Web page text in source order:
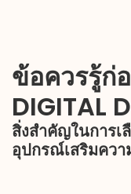
ข้อควรรู้ก่
DIGITAL
สิ่งสำคัญในการเ
อุปกรณ์เสริมคว